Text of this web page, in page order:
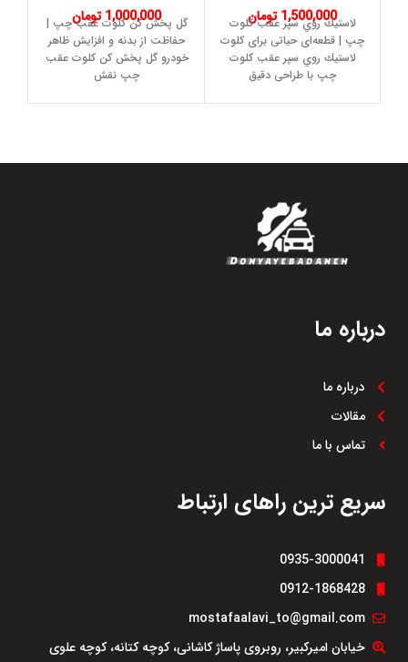
1,500,000 تومان
لاستيك روي سپر عقب كلوت
چپ | قطعه‌ای حیاتی برای کلوت
لاستيك روي سپر عقب كلوت
چپ با طراحی دقیق
1,000,000تومان
گل پخش کن کلوت عقب چپ |
حفاظت از بدنه و افزایش ظاهر
خودرو گل پخش کن کلوت عقب
چپ نقش
درباره ما
درباره ما
مقالات
تماس با ما
سریع ترین راهای ارتباط
0935-3000041
0912-1868428
mostafaalavi_to@gmail.com
خیابان امیرکبیر، روبروی پاساژ کاشانی، کوچه کتانه، کوچه علوی